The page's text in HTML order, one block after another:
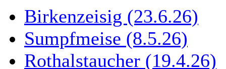
Birkenzeisig (23.6.26)
Sumpfmeise (8.5.26)
Rothalstaucher (19.4.26)